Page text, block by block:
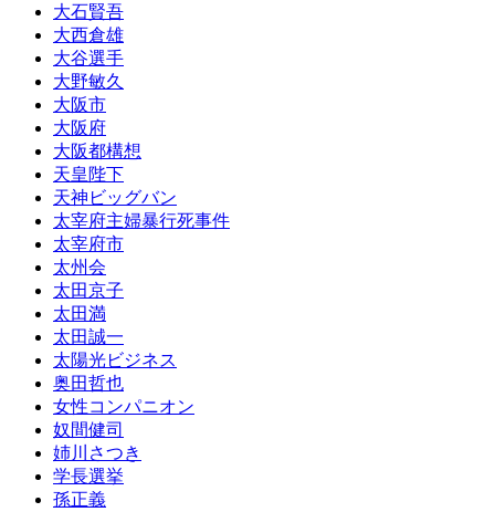
大石賢吾
大西倉雄
大谷選手
大野敏久
大阪市
大阪府
大阪都構想
天皇陛下
天神ビッグバン
太宰府主婦暴行死事件
太宰府市
太州会
太田京子
太田満
太田誠一
太陽光ビジネス
奥田哲也
女性コンパニオン
奴間健司
姉川さつき
学長選挙
孫正義